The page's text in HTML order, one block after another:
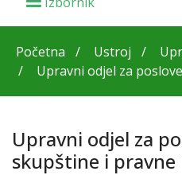
Početna Ustroj
Upravni odjel za
Upravni odjel za
skupštine i pravne